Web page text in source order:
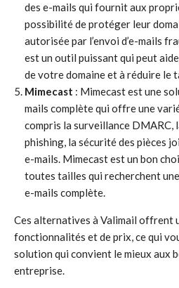
des e-mails qui fournit aux
possibilité de protéger leur
autorisée par l’envoi d’e-mails
est un outil puissant qui peut
de votre domaine et à réduire le
Mimecast : Mimecast est une
mails complète qui offre une
compris la surveillance
phishing, la sécurité des pièces
e-mails. Mimecast est un bon
toutes tailles qui recherchent
e-mails complète.
Ces alternatives à Valimail offrent
fonctionnalités et de prix, ce qui
solution qui convient le mieux aux
entreprise.